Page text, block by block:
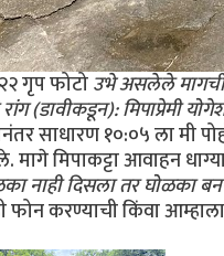
गृप फोटोउभे असलेले मागची
(डावीकडून): मिपाप्रेमी
साधारण १०:०५ ला मी
मागे मिपाकट्टा आवाहन
नाही दिसला तर घोळका
फोन करण्याची किंवा